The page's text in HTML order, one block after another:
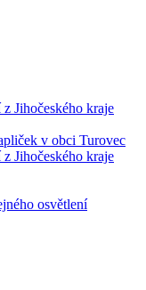
Jihočeského kraje
v obci Turovec
Jihočeského kraje
osvětlení